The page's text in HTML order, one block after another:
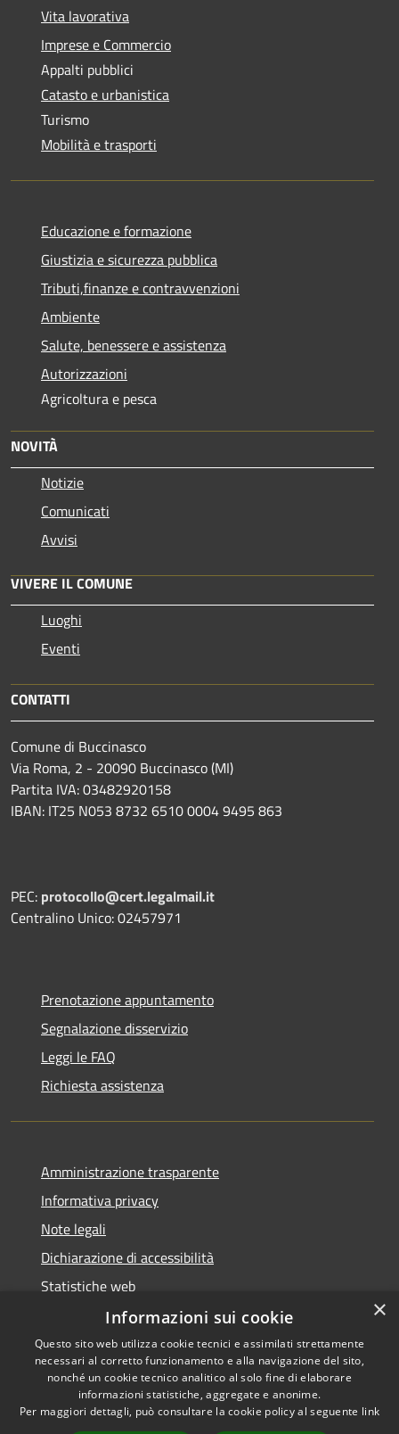
Vita lavorativa
Imprese e Commercio
Appalti pubblici
Catasto e urbanistica
Turismo
Mobilità e trasporti
Educazione e formazione
Giustizia e sicurezza pubblica
Tributi,finanze e contravvenzioni
Ambiente
Salute, benessere e assistenza
Autorizzazioni
Agricoltura e pesca
NOVITÀ
Notizie
Comunicati
Avvisi
VIVERE IL COMUNE
Luoghi
Eventi
CONTATTI
Comune di Buccinasco
Via Roma, 2 - 20090 Buccinasco (MI)
Partita IVA: 03482920158
IBAN: IT25 N053 8732 6510 0004 9495 863
PEC: protocollo@cert.legalmail.it
Centralino Unico: 02457971
Prenotazione appuntamento
Segnalazione disservizio
Leggi le FAQ
Richiesta assistenza
Amministrazione trasparente
Informativa privacy
Note legali
Dichiarazione di accessibilità
Statistiche web
Accessibilità
Privacy
Copyright © 2026 • Comune di
Buccinasco • Powered by
Municipium•Accesso
×
Informazioni sui cookie
Questo sito web utilizza cookie tecnici e assimilati strettamente
necessari al corretto funzionamento e alla navigazione del sito,
nonché un cookie tecnico analitico al solo fine di elaborare
informazioni statistiche, aggregate e anonime.
Per maggiori dettagli, può consultare la cookie policy al seguente link